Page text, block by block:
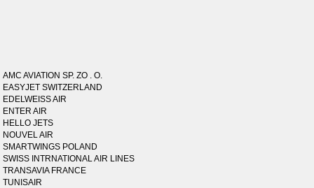
AMC AVIATION SP. ZO . O.
EASYJET SWITZERLAND
EDELWEISS AIR
ENTER AIR
HELLO JETS
NOUVEL AIR
SMARTWINGS POLAND
SWISS INTRNATIONAL AIR LINES
TRANSAVIA FRANCE
TUNISAIR